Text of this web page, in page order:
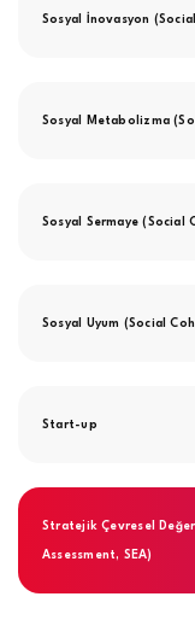
Sosyal İnovasyon
Sosyal Metabolizma
Sosyal Sermaye (Social
Sosyal Uyum (Social
Start-up
Stratejik Çevresel
Assessment, SEA)